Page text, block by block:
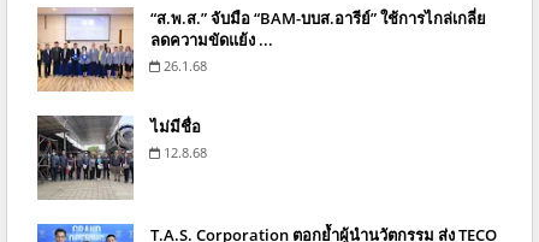
“ส.พ.ส.” จับมือ “BAM-บบส.อารีย์” ใช้การไกล่เกลี่ย
ลดความขัดแย้ง ...
26.1.68
ไม่มีชื่อ
12.8.68
T.A.S. Corporation ตอกย้ำผู้นำนวัตกรรม ส่ง TECO